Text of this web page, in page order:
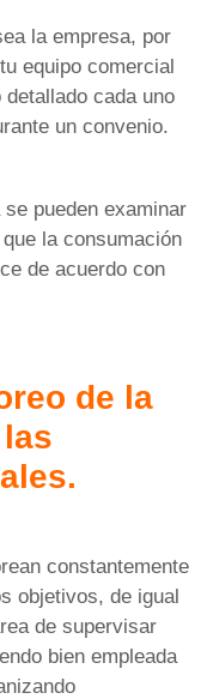
la empresa, por
equipo comercial
cada uno
un convenio.
pueden examinar
la consumación
de acuerdo con
de la
constantemente
objetivos, de igual
de supervisar
bien empleada